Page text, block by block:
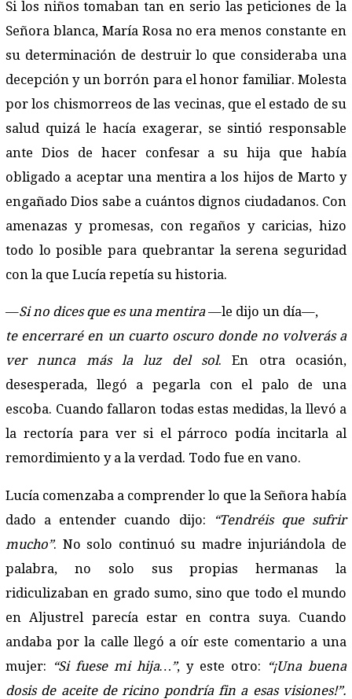
Si los niños tomaban tan en serio las peticiones de la
Señora blanca, María Rosa no era menos constante en
su determinación de destruir lo que consideraba una
decepción y un borrón para el honor familiar. Molesta
por los chismorreos de las vecinas, que el estado de su
salud quizá le hacía exagerar, se sintió responsable
ante Dios de hacer confesar a su hija que había
obligado a aceptar una mentira a los hijos de Marto y
engañado Dios sabe a cuántos dignos ciudadanos. Con
amenazas y promesas, con regaños y caricias, hizo
todo lo posible para quebrantar la serena seguridad
con la que Lucía repetía su historia.
—Si no dices que es una mentira—le dijo un día—,
te encerraré en un cuarto oscuro donde no volverás a
ver nunca más la luz del sol. En otra ocasión,
desesperada, llegó a pegarla con el palo de una
escoba. Cuando fallaron todas estas medidas, la llevó a
la rectoría para ver si el párroco podía incitarla al
remordimiento y a la verdad. Todo fue en vano.
Lucía comenzaba a comprender lo que la Señora había
dado a entender cuando dijo:
“Tendréis que sufrir
mucho”. No solo continuó su madre injuriándola de
palabra, no solo sus propias hermanas la
ridiculizaban en grado sumo, sino que todo el mundo
en Aljustrel parecía estar en contra suya. Cuando
andaba por la calle llegó a oír este comentario a una
mujer:
“Si fuese mi hija…”, y este otro:
“¡Una buena
dosis de aceite de ricino pondría fin a esas visiones!”.